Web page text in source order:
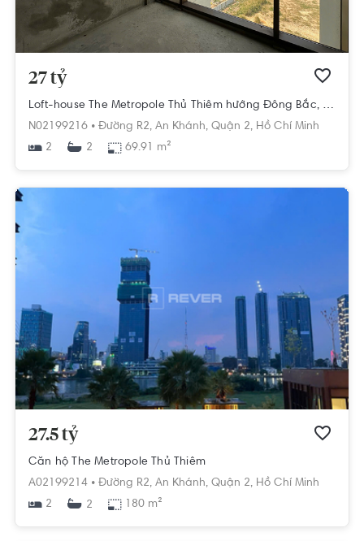
27 tỷ
Loft-house The Metropole Thủ Thiêm hướng Đông Bắc, diện tích 69.91m²
N02199216 • Đường R2, An Khánh, Quận 2, Hồ Chí Minh
2
2 69.91 m²
27.5 tỷ
Căn hộ The Metropole Thủ Thiêm
A02199214 • Đường R2, An Khánh, Quận 2, Hồ Chí Minh
2
2 180 m²